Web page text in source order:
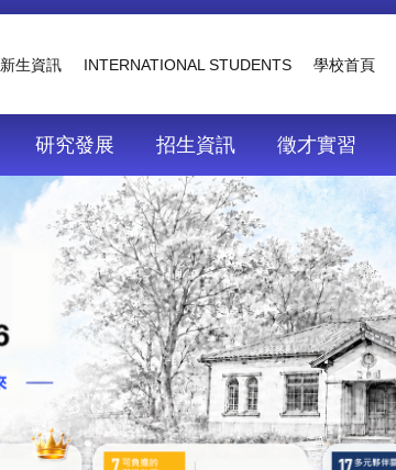
新生資訊 INTERNATIONAL STUDENTS 學校首頁
研究發展 招生資訊 徵才實習